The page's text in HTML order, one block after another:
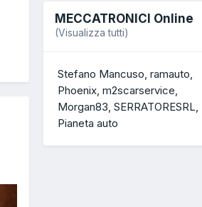
MECCATRONICI Online
(Visualizza tutti)
Stefano Mancuso ramauto
Phoenix m2scarservice
Morgan83 SERRATORESRL
Pianeta auto